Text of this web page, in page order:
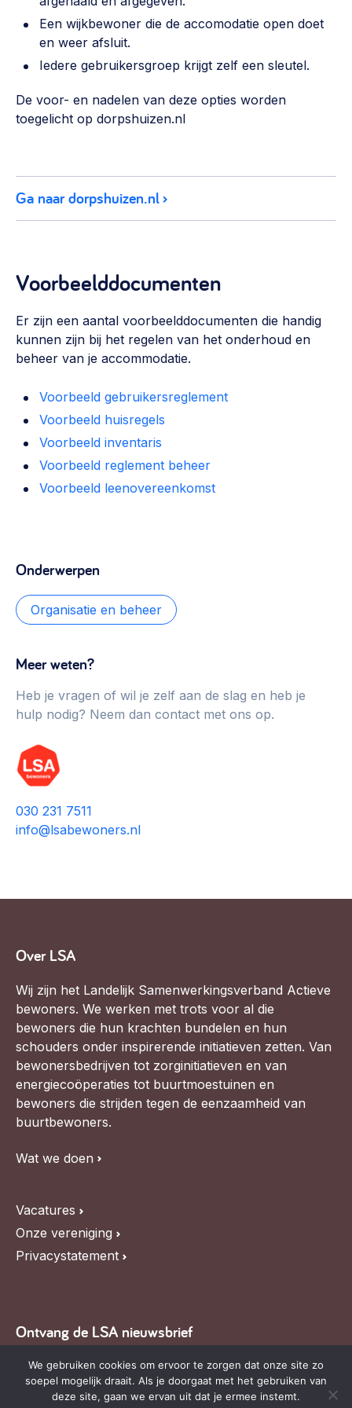
Een wijkbewoner die de accomodatie open doet
en weer afsluit.
Iedere gebruikersgroep krijgt zelf een sleutel.
De voor- en nadelen van deze opties worden
toegelicht op dorpshuizen.nl
Ga naar dorpshuizen.nl
Voorbeelddocumenten
Er zijn een aantal voorbeelddocumenten die handig
kunnen zijn bij het regelen van het onderhoud en
beheer van je accommodatie.
Voorbeeld gebruikersreglement
Voorbeeld huisregels
Voorbeeld inventaris
Voorbeeld reglement beheer
Voorbeeld leenovereenkomst
Onderwerpen
Organisatie en beheer
Meer weten?
Heb je vragen of wil je zelf aan de slag en heb je
hulp nodig? Neem dan contact met ons op.
030 231 7511
info@lsabewoners.nl
Over LSA
Wij zijn het Landelijk Samenwerkingsverband Actieve
bewoners. We werken met trots voor al die
bewoners die hun krachten bundelen en hun
schouders onder inspirerende initiatieven zetten. Van
bewonersbedrijven tot zorginitiatieven en van
energiecoöperaties tot buurtmoestuinen en
bewoners die strijden tegen de eenzaamheid van
buurtbewoners.
Wat we doen
Vacatures
Onze vereniging
Privacystatement
Ontvang de LSA nieuwsbrief
Blijf op de hoogte van LSA nieuws, de agenda en
relevante ontwikkelingen,schrijf je in voor onze
nieuwsbrief.
We gebruiken cookies om ervoor te zorgen dat onze site zo
soepel mogelijk draait. Als je doorgaat met het gebruiken van
deze site, gaan we ervan uit dat je ermee instemt.